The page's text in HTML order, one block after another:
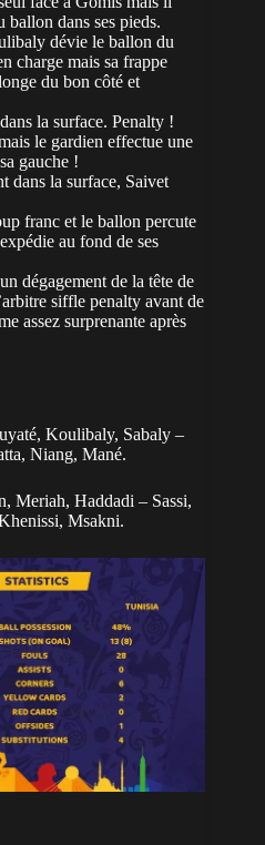
ballon dans ses pieds.
dévie le ballon du
charge mais sa frappe
du bon côté et
la surface. Penalty !
le gardien effectue une
gauche !
dans la surface, Saivet
franc et le ballon percute
au fond de ses
dégagement de la tête de
siffle penalty avant de
assez surprenante après
Koulibaly, Sabaly –
Niang, Mané.
Meriah, Haddadi – Sassi,
Msakni.